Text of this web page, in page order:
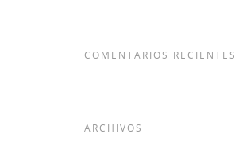
COMENTARIOS RECIENTES
ARCHIVOS